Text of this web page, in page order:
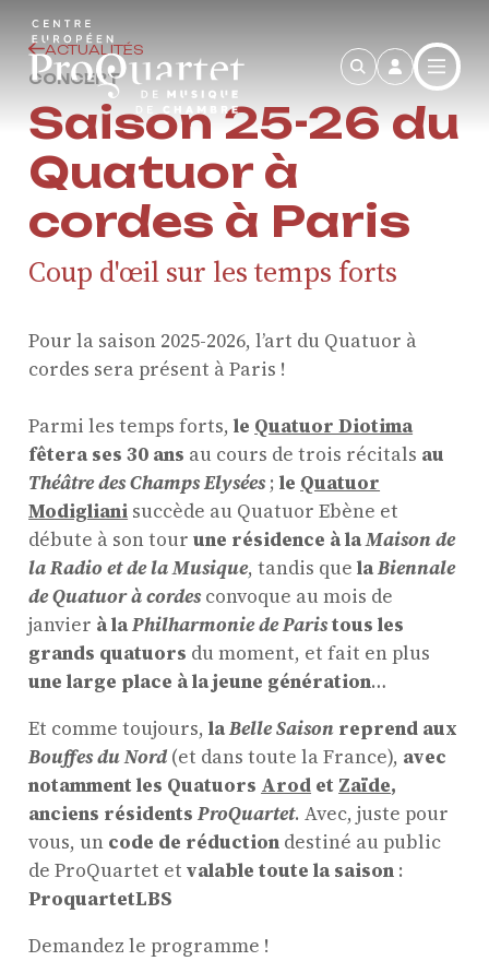
ACTUALITÉS
CONCERT
Saison 25-26 du
Quatuor à
cordes à Paris
Coup d'œil sur les temps forts
Pour la saison 2025-2026, l’art du Quatuor à
cordes sera présent à Paris !
Parmi les temps forts,le Quatuor Diotima
fêtera ses 30 ans au cours de trois récitals au
Théâtre des Champs Elysées ;le Quatuor
Modigliani succède au Quatuor Ebène et
débute à son tourune résidence à laMaison de
la Radio et de la Musique, tandis quelaBiennale
de Quatuor à cordes convoque au mois de
janvier à laPhilharmonie de Paristous les
grands quatuors du moment, et fait en plus
une large place à la jeune génération…
Et comme toujours,laBelle Saison reprend aux
Bouffes du Nord (et dans toute la France), avec
notamment les Quatuors Arod et Zaïde,
anciens résidentsProQuartet. Avec, juste pour
vous, un code de réduction destiné au public
de ProQuartet etvalable toute la saison :
ProquartetLBS
Demandez le programme !